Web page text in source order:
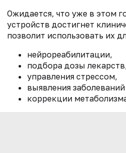
Ожидается, что уже в этом
устройств достигнет
позволит использовать их
нейрореабилитации,
подбора дозы
управления стрессом,
выявления
коррекции